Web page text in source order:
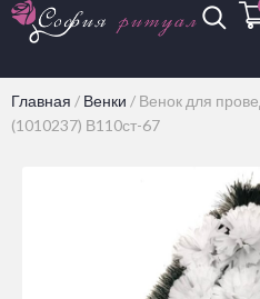
Главная / Венки / Венок для
(1010237) В110ст-67